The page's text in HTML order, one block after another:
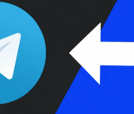
Colunas
Colaboradores